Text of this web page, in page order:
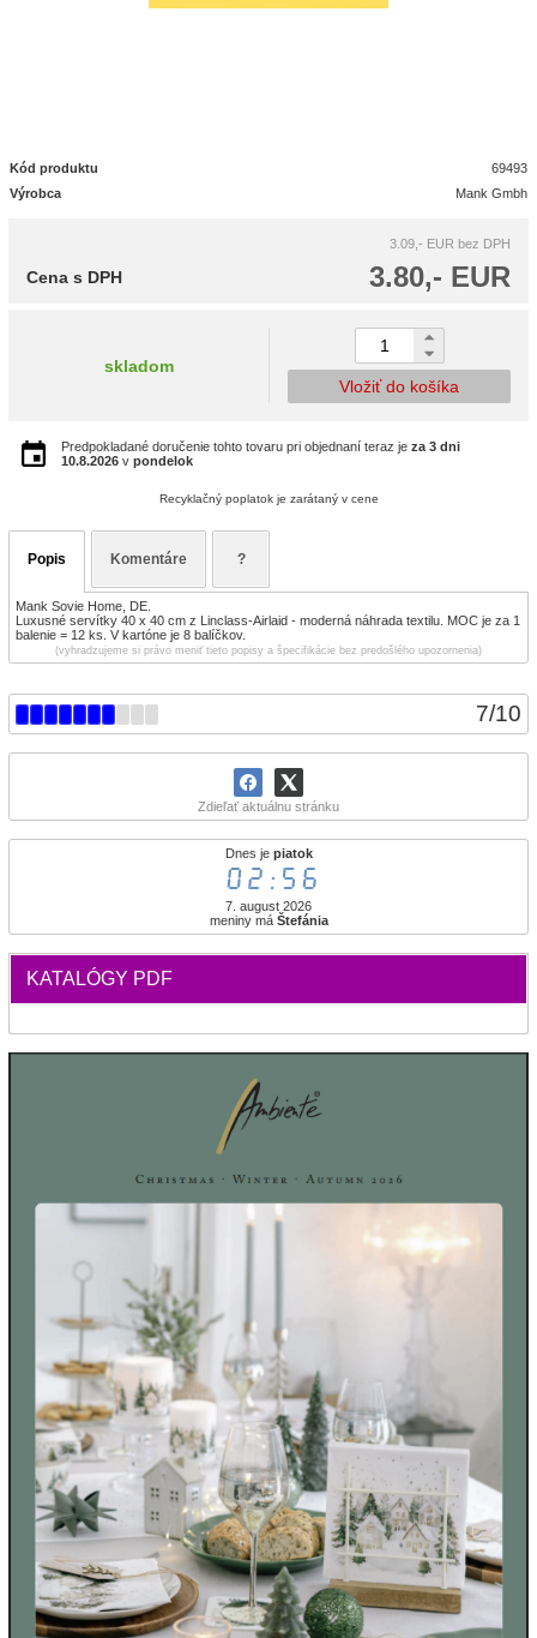
7/10
Zdieľať aktuálnu stránku
Dnes je piatok
02:56
7. august 2026
meniny má Štefánia
KATALÓGY PDF
Kód produktu
69493
Výrobca
Mank Gmbh
3.09,- EUR bez DPH
3.80,- EUR
Cena s DPH
skladom
Vložiť do košíka
Predpokladané doručenie tohto tovaru pri objednaní teraz je za 3 dni
10.8.2026 v pondelok
Recyklačný poplatok je zarátaný v cene
Popis Komentáre ?
Mank Sovie Home, DE.
Luxusné servítky 40 x 40 cm z Linclass-Airlaid - moderná náhrada textilu. MOC je za 1
balenie = 12 ks. V kartóne je 8 balíčkov.
(vyhradzujeme si právo meniť tieto popisy a špecifikácie bez predošlého upozornenia)